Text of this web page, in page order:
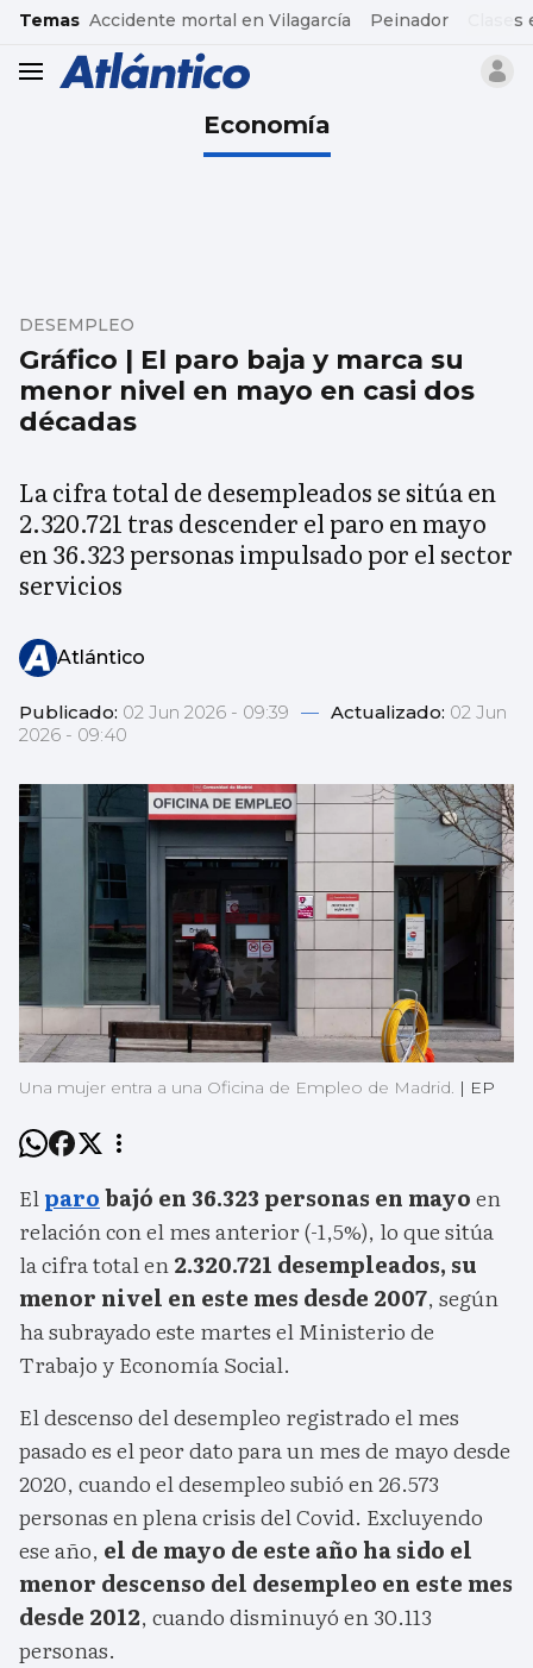
common.go-to-content
Temas Accidente mortal en Vilagarcía Peinador
header.menu.open
Economía
Gráfico | El paro baja y marca su
menor nivel en mayo en casi dos
décadas
DESEMPLEO
La cifra total de desempleados se sitúa en
2.320.721 tras descender el paro en mayo
en 36.323 personas impulsado por el sector
servicios
Atlántico
Publicado: 02 Jun 2026 - 09:39 — Actualizado: 02 Jun
2026 - 09:40
Una mujer entra a una Oficina de Empleo de Madrid. | EP
Elparobajó en 36.323 personas en mayoen
relación con el mes anterior (-1,5%), lo que sitúa
la cifra total en2.320.721 desempleados, su
menor nivel en este mes desde 2007, según
ha subrayado este martes el Ministerio de
Trabajo y Economía Social.
El descenso del desempleo registrado el mes
pasado es el peor dato para un mes de mayo desde
2020, cuando el desempleo subió en 26.573
personas en plena crisis del Covid. Excluyendo
ese año, el de mayo de este año ha sido el
menor descenso del desempleo en este mes
desde 2012, cuando disminuyó en 30.113
personas.